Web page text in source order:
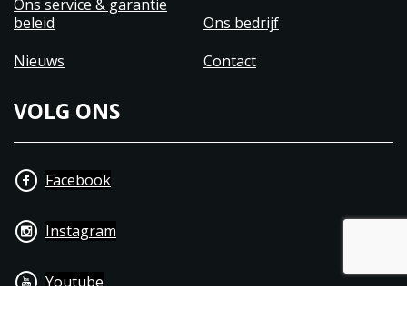
Ons service & garantie
beleid
Ons bedrijf
Nieuws
Contact
VOLG ONS
Facebook
Instagram
Youtube